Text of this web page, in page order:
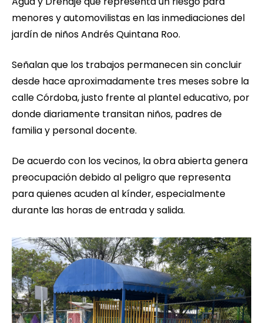
menores y automovilistas en las inmediaciones del
jardín de niños Andrés Quintana Roo.
Señalan que los trabajos permanecen sin concluir
desde hace aproximadamente tres meses sobre la
calle Córdoba, justo frente al plantel educativo, por
donde diariamente transitan niños, padres de
familia y personal docente.
De acuerdo con los vecinos, la obra abierta genera
preocupación debido al peligro que representa
para quienes acuden al kínder, especialmente
durante las horas de entrada y salida.